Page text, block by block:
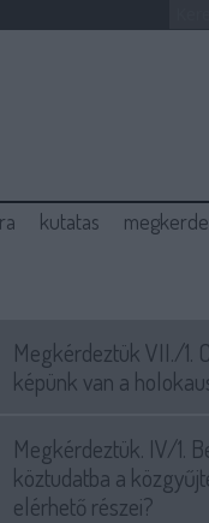
kutatas
Megkérdeztük VII./1.
képünk van a
Megkérdeztük. IV/1.
köztudatba a
elérhető részei?